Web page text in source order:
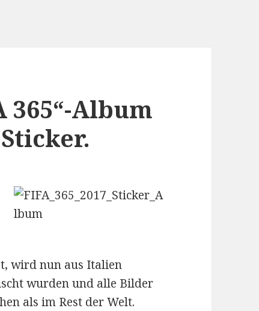
365“-Album
wird nun aus Italien
wurden und alle Bilder
als im Rest der Welt.